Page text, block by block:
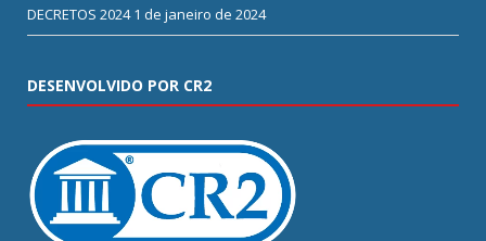
DECRETOS 2024 1 de janeiro de 2024
DESENVOLVIDO POR CR2